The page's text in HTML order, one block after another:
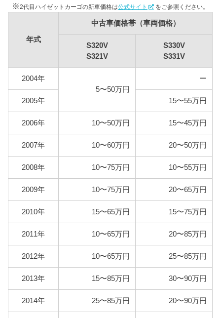
なおエコカーに該当する一部の2代目ハイゼットカー
よる重量税の増額も適用されません。）
エコカー 13年経過
S320V
S321V
4,100円
S330V
S331V
車検費用
車検代行料金、一般消耗品の交換費用などを含め車
検費用を30,000円としています。
2代目ハイゼットカーゴは軽自動車ですので、自賠責
燃料代
提条件として、基本情報で説明した想定実燃費をも
とに燃料代を算出しています。
※2代目ハイゼットカーゴの新車価格は公式サイト をご参照ください。
年式
中古車価格帯（車両価格）
S320V
S321V
S330V
S331V
2004年
5〜50万円
ー
2005年 15〜55万円
2006年 10〜50万円 15〜45万円
2007年 10〜60万円 20〜50万円
2008年 10〜75万円 10〜55万円
2009年 10〜75万円 20〜65万円
2010年 15〜65万円 15〜75万円
2011年 10〜65万円 20〜85万円
2012年 10〜65万円 25〜85万円
2013年 15〜85万円 30〜90万円
2014年 25〜85万円 20〜90万円